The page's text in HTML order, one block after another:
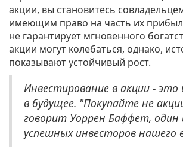
акции, вы становитесь
имеющим право на часть их
не гарантирует мгновенного
акции могут колебаться, однако,
показывают устойчивый рост.
Инвестирование в акции - это
в будущее. "Покупайте не
говорит Уоррен Баффет, один
успешных инвесторов нашего